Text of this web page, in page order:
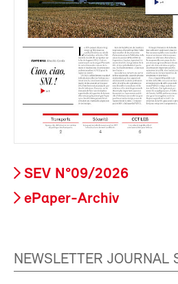
SEV N°09/2026
ePaper-Archiv
NEWSLETTER JOURNAL